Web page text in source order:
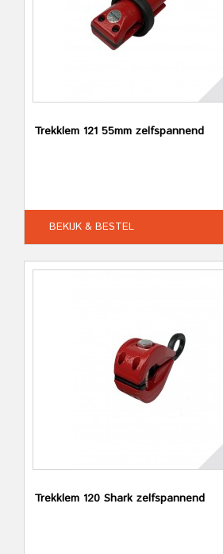
Trekklem 121 55mm zelfspannend
BEKIJK & BESTEL
Trekklem 120 Shark zelfspannend